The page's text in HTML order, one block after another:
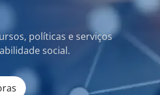
políticas e serviços
social.